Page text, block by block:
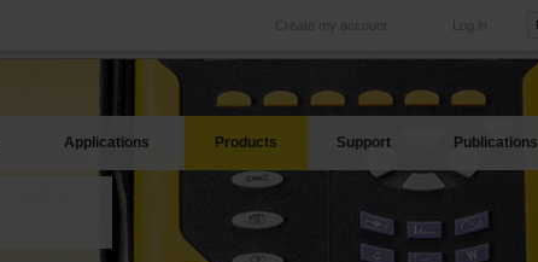
Log in
Create my account
International
Our subsidiaries abroad
Our best offers
Applications Products Support Publications